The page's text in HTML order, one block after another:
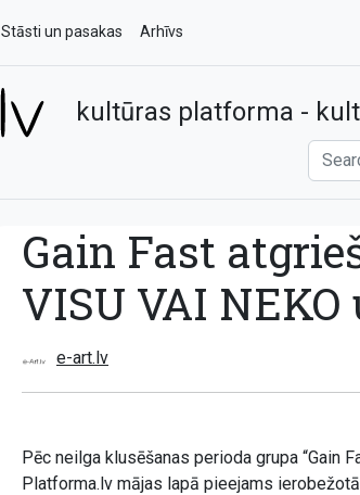
Stāsti un pasakas Arhīvs
kultūras platforma -
Gain Fast
VISU VAI
e-art.lv
Pēc neilga klusēšanas perioda grupa “Gain
Platforma.lv mājas lapā pieejams